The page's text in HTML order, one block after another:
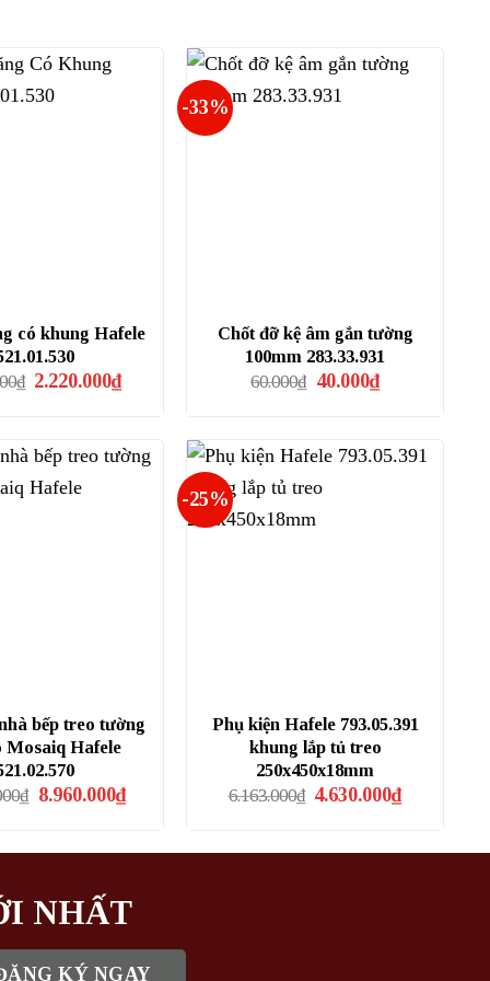
có khung Hafele
₫ Giá
2.220.000₫Giá
hiện
2.220.000₫.
-33%
Chốt đỡ kệ âm gắn tường
100mm 283.33.931
60.000₫ Giá
40.000₫Giá
hiện
40.000₫.
bếp treo tường
Mosaiq Hafele
₫ Giá
8.960.000₫Giá
hiện
-25%
Phụ kiện Hafele 793.05.391
khung lắp tủ treo
250x450x18mm
6.163.000₫ Giá
4.630.000₫Giá
hiện
NHẤT